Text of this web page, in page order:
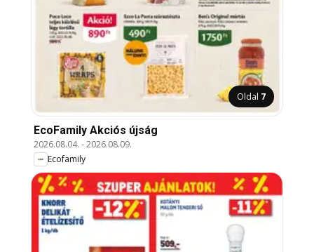
Oldal 7
EcoFamily Akciós újság
2026.08.04. -2026.08.09.
Ecofamily